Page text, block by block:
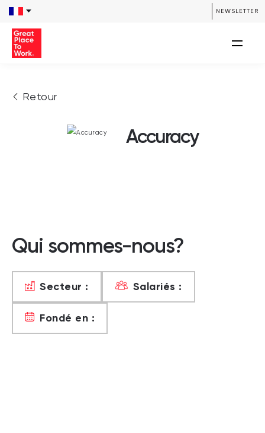
NEWSLETTER
Retour
Accuracy
Qui sommes-nous?
Secteur : Salariés :
Fondé en :